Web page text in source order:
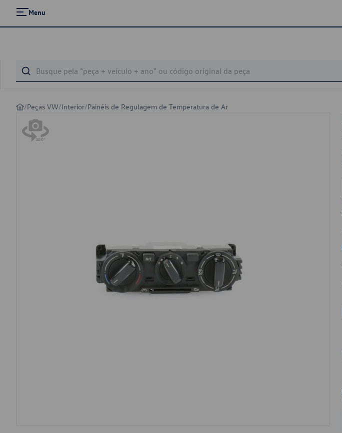
Menu
/Peças VW/Interior/Painéis de Regulagem de Temperatura de Ar